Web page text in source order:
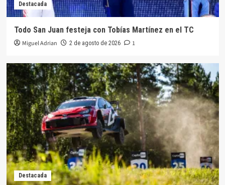
Destacada
Todo San Juan festeja con Tobías Martínez en el TC
Miguel Adrian 2 de agosto de 2026 1
Destacada